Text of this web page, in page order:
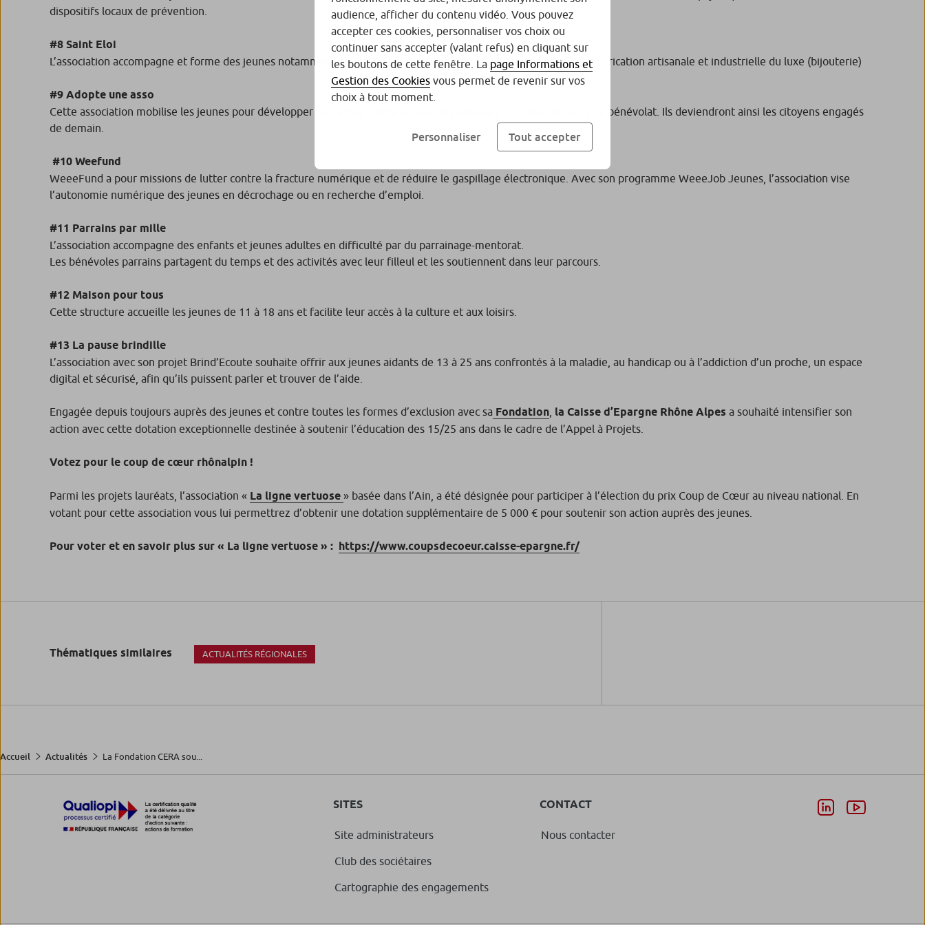
dispositifs locaux de prévention.
#8 Saint Eloi
L’association accompagne et forme des jeunes notamment en difficulté scolaire ou/et sociale aux métiers de la fabrication artisanale et industrielle du luxe (bijouterie)
#9 Adopte une asso
Cette association mobilise les jeunes pour développer leur envie d’être utile en les orientant vers des missions de bénévolat. Ils deviendront ainsi les citoyens engagés
de demain.
#10 Weefund
WeeeFund a pour missions de lutter contre la fracture numérique et de réduire le gaspillage électronique. Avec son programme WeeeJob Jeunes, l’association vise
l’autonomie numérique des jeunes en décrochage ou en recherche d’emploi.
#11 Parrains par mille
L’association accompagne des enfants et jeunes adultes en difficulté par du parrainage-mentorat.
Les bénévoles parrains partagent du temps et des activités avec leur filleul et les soutiennent dans leur parcours.
#12 Maison pour tous
Cette structure accueille les jeunes de 11 à 18 ans et facilite leur accès à la culture et aux loisirs.
#13 La pause brindille
L’association avec son projet Brind’Ecoute souhaite offrir aux jeunes aidants de 13 à 25 ans confrontés à la maladie, au handicap ou à l’addiction d’un proche, un espace
digital et sécurisé, afin qu’ils puissent parler et trouver de l’aide.
Engagée depuis toujours auprès des jeunes et contre toutes les formes d’exclusion avec sa Fondation la Caisse d’Epargne Rhône Alpes a souhaité intensifier son
action avec cette dotation exceptionnelle destinée à soutenir l’éducation des 15/25 ans dans le cadre de l’Appel à Projets.
Votez pour le coup de cœur rhônalpin !
Parmi les projets lauréats, l’association « La ligne vertuose » basée dans l’Ain, a été désignée pour participer à l’élection du prix Coup de Cœur au niveau national. En
votant pour cette association vous lui permettrez d’obtenir une dotation supplémentaire de 5 000 € pour soutenir son action auprès des jeunes.
Pour voter et en savoir plus sur « La ligne vertuose » : https://www.coupsdecoeur.caisse-epargne.fr/
Thématiques similaires ACTUALITÉS RÉGIONALES
Accueil Actualités La Fondation CERA sou...
SITES
Site administrateurs
Club des sociétaires
Cartographie des engagements
CONTACT
Nous contacter
audience, afficher du contenu vidéo. Vous pouvez
accepter ces cookies, personnaliser vos choix ou
continuer sans accepter (valant refus) en cliquant sur
les boutons de cette fenêtre. La page Informations et
Gestion des Cookies vous permet de revenir sur vos
choix à tout moment.
Personnaliser Tout accepter